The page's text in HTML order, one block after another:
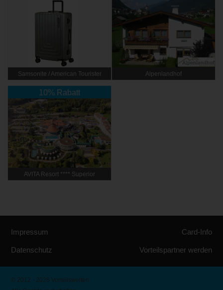
Samsonite / American Tourister Alpenlandhof
10% Rabatt
AVITA Resort ​**** Superior
Impressum
Datenschutz
Card-Info
Vorteilspartner werden
© 2012 - 2026 Vorteilswelten